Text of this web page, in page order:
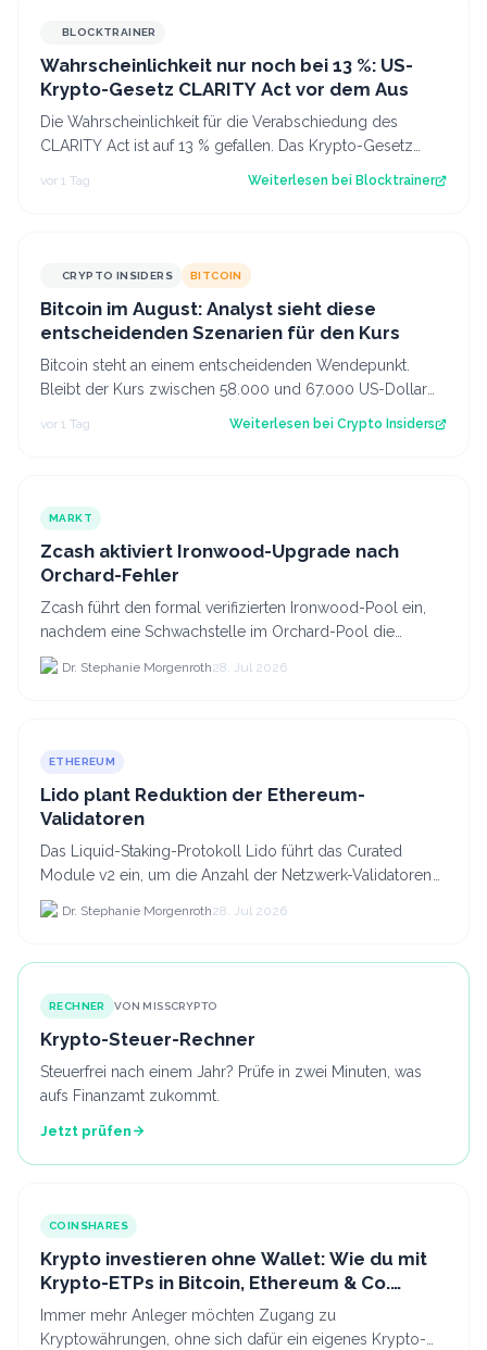
BLOCKTRAINER
Wahrscheinlichkeit nur noch bei 13 %: US-
Krypto-Gesetz CLARITY Act vor dem Aus
Die Wahrscheinlichkeit für die Verabschiedung des
CLARITY Act ist auf 13 % gefallen. Das Krypto-Gesetz
steht vor dem Aus, aber Bitcoin zeigt…
vor 1 Tag Weiterlesen bei Blocktrainer
CRYPTO INSIDERS BITCOIN
Bitcoin im August: Analyst sieht diese
entscheidenden Szenarien für den Kurs
Bitcoin steht an einem entscheidenden Wendepunkt.
Bleibt der Kurs zwischen 58.000 und 67.000 US-Dollar
vor 1 Tag Weiterlesen bei Crypto Insiders
MARKT
Zcash aktiviert Ironwood-Upgrade nach
Orchard-Fehler
Zcash führt den formal verifizierten Ironwood-Pool ein,
nachdem eine Schwachstelle im Orchard-Pool die
Erstellung gefälschter ZEC-Token ermöglichte.
Dr. Stephanie Morgenroth28. Jul 2026
ETHEREUM
Lido plant Reduktion der Ethereum-
Validatoren
Das Liquid-Staking-Protokoll Lido führt das Curated
Module v2 ein, um die Anzahl der Netzwerk-Validatoren
von 880.000 auf etwa 628.
Dr. Stephanie Morgenroth28. Jul 2026
RECHNER VON MISSCRYPTO
Krypto-Steuer-Rechner
Steuerfrei nach einem Jahr? Prüfe in zwei Minuten, was
aufs Finanzamt zukommt.
Jetzt prüfen
COINSHARES
Krypto investieren ohne Wallet: Wie du mit
Krypto-ETPs in Bitcoin, Ethereum & Co.
anlegst
Immer mehr Anleger möchten Zugang zu
Kryptowährungen, ohne sich dafür ein eigenes Krypto-